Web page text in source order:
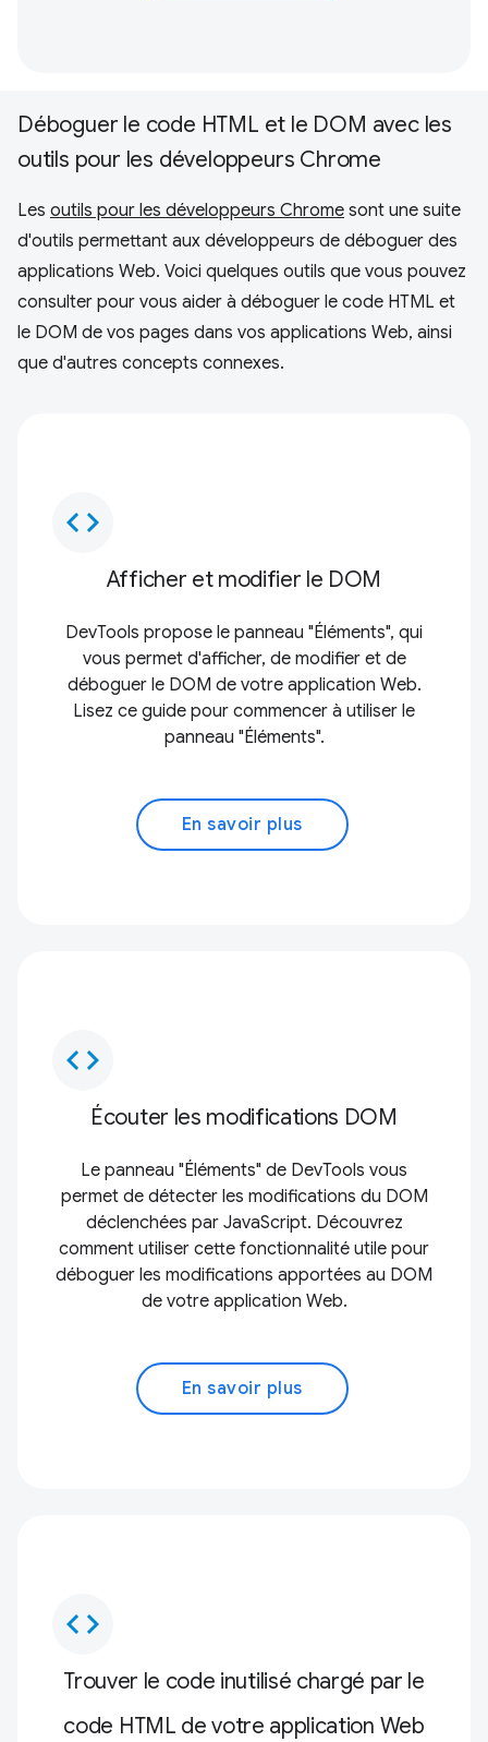
Déboguer le code HTML et le DOM avec les
outils pour les développeurs Chrome
Les outils pour les développeurs Chrome sont une suite
d'outils permettant aux développeurs de déboguer des
applications Web. Voici quelques outils que vous pouvez
consulter pour vous aider à déboguer le code HTML et
le DOM de vos pages dans vos applications Web, ainsi
que d'autres concepts connexes.
code
Afficher et modifier le DOM
DevTools propose le panneau "Éléments", qui
vous permet d'afficher, de modifier et de
déboguer le DOM de votre application Web.
Lisez ce guide pour commencer à utiliser le
panneau "Éléments".
En savoir plus
code
Écouter les modifications DOM
Le panneau "Éléments" de DevTools vous
permet de détecter les modifications du DOM
déclenchées par JavaScript. Découvrez
comment utiliser cette fonctionnalité utile pour
déboguer les modifications apportées au DOM
de votre application Web.
En savoir plus
code
Trouver le code inutilisé chargé par le
code HTML de votre application Web